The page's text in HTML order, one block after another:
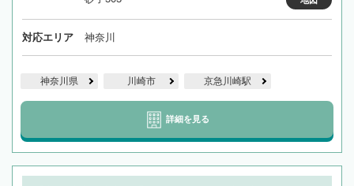
対応エリア 神奈川
神奈川県 川崎市 京急川崎駅
詳細を見る